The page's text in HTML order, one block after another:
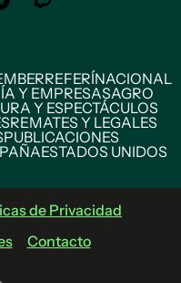
REFERÍNACIONAL
Y EMPRESASAGRO
Y ESPECTÁCULOS
REMATES Y LEGALES
PUBLICACIONES
ESTADOS UNIDOS
de Privacidad
Contacto